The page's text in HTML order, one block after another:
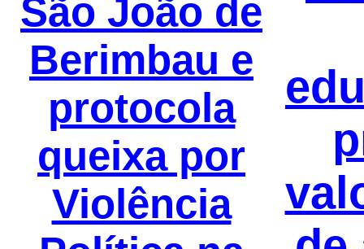
São João de
Berimbau e
protocola
queixa por
Violência